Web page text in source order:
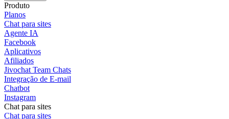
Produto
Planos
Chat para sites
Agente IA
Facebook
Aplicativos
Afiliados
Jivochat Team Chats
Integração de E-mail
Chatbot
Instagram
Chat para sites
Chat para sites